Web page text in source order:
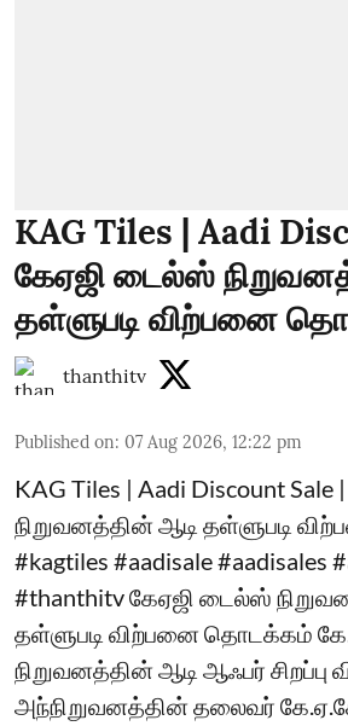
KAG Tiles | Aadi
கேஏஜி டைல்ஸ்
தள்ளுபடி விற்பனை
thanthitv
Published on: 07 Aug 2026, 12:22 pm
KAG Tiles | Aadi Discount
நிறுவனத்தின் ஆடி தள்ளுபடி
#kagtiles #aadisale #aadisales
#thanthitv கேஏஜி டைல்ஸ்
தள்ளுபடி விற்பனை தொடக்கம்
நிறுவனத்தின் ஆடி ஆஃபர்
அந்நிறுவனத்தின் தலைவர்